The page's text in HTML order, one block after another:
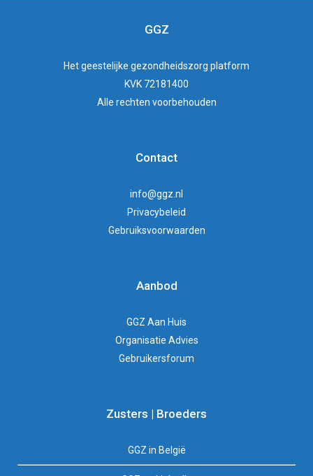
GGZ
Hetgeestelijke gezondheidszorg platform
KVK 72181400
Alle rechten voorbehouden
Contact
info@ggz.nl
Privacybeleid
Gebruiksvoorwaarden
Aanbod
GGZ Aan Huis
Organisatie Advies
Gebruikersforum
Zusters | Broeders
GGZ in België